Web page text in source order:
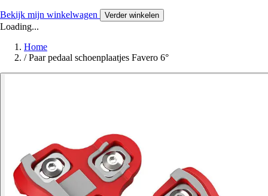
Bekijk mijn winkelwagen Verder winkelen
Loading...
Home
/ Paar pedaal schoenplaatjes Favero 6°